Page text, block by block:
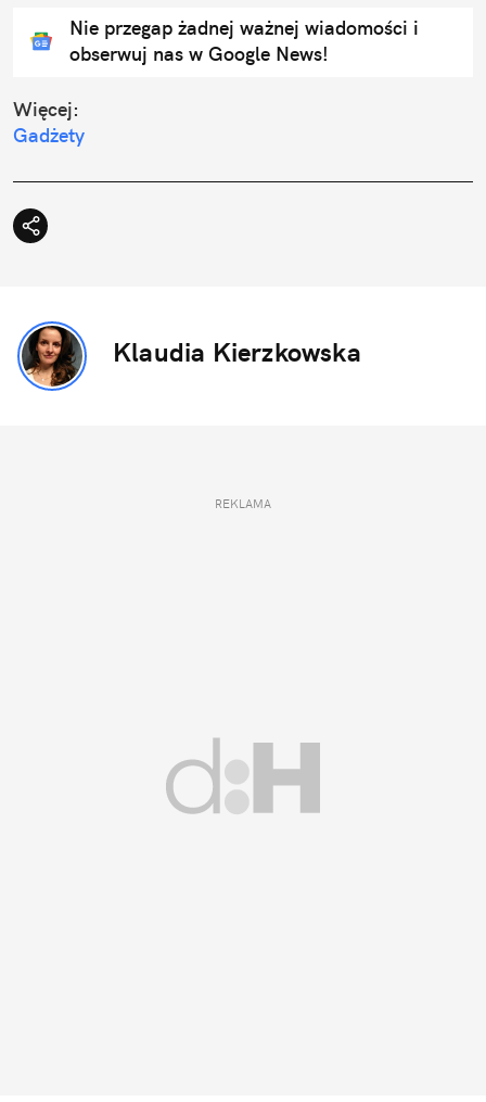
Nie przegap żadnej ważnej wiadomości i
obserwuj nas w Google News!
Więcej:
Gadżety
Klaudia Kierzkowska
REKLAMA